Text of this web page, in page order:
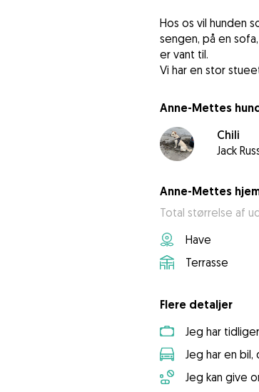
Hos os vil hunden
sengen, på en
er vant til.
Vi har en stor
Anne-Mettes
Chili
Jack
Anne-Mettes
Total størrelse af
Have
Terrasse
Flere detaljer
Jeg har
Jeg har en
Jeg kan give